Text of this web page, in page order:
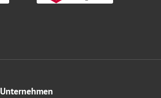
Unternehmen